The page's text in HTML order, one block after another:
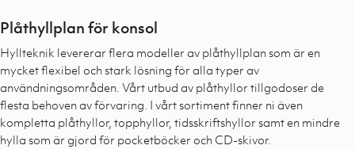
Plåthyllplan för konsol
Hyllteknik levererar flera modeller av plåthyllplan som är en
mycket flexibel och stark lösning för alla typer av
användningsområden. Vårt utbud av plåthyllor tillgodoser de
flesta behoven av förvaring. I vårt sortiment finner ni även
kompletta plåthyllor, topphyllor, tidsskriftshyllor samt en mindre
hylla som är gjord för pocketböcker och CD-skivor.